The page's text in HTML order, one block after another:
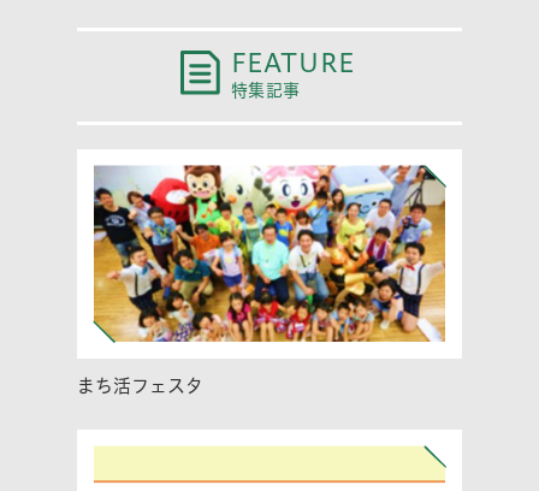
FEATURE
特集記事
まち活フェスタ